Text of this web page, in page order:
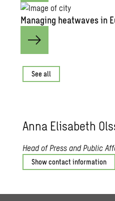
Man­ag­ing heat­waves in
See all
Anna Elis­a­beth
Head of Press and Public
Show contact information